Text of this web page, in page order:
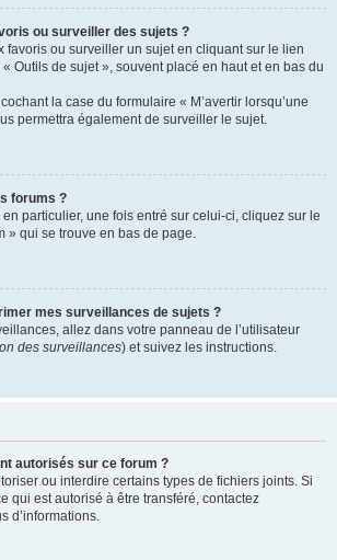
ou surveiller des sujets ?
favoris ou surveiller un sujet en cliquant sur le lien
Outils de sujet », souvent placé en haut et en bas du
la case du formulaire « M’avertir lorsqu’une
permettra également de surveiller le sujet.
forums ?
particulier, une fois entré sur celui-ci, cliquez sur le
» qui se trouve en bas de page.
mes surveillances de sujets ?
allez dans votre panneau de l’utilisateur
des surveillances) et suivez les instructions.
autorisés sur ce forum ?
ou interdire certains types de fichiers joints. Si
qui est autorisé à être transféré, contactez
d’informations.